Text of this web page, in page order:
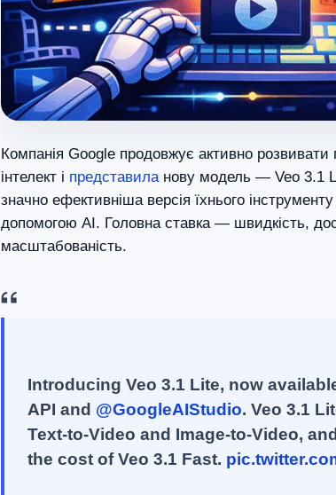
Компанія Google продовжує активно
інтелект і представиланову модель — Veo 3.1
значно ефективніша версія їхнього
допомогою AI. Головна ставка — швидкість,
масштабованість.
Introducing Veo 3.1 Lite, now
API and @GoogleAIStudio. Veo 3.1
Text-to-Video and Image-to-Video,
the cost of Veo 3.1 Fast.